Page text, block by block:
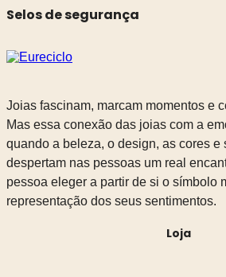
Selos de segurança
Joias fascinam, marcam momentos e
Mas essa conexão das joias com a
quando a beleza, o design, as cores e
despertam nas pessoas um real
pessoa eleger a partir de si o símbolo
representação dos seus sentimentos.
Loja